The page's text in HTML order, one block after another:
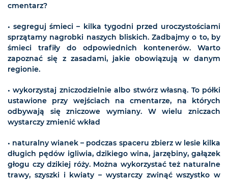
cmentarz?
• segreguj śmieci – kilka tygodni przed uroczystościami
sprzątamy nagrobki naszych bliskich. Zadbajmy o to, by
śmieci trafiły do odpowiednich kontenerów. Warto
zapoznać się z zasadami, jakie obowiązują w danym
regionie.
• wykorzystaj zniczodzielnie albo stwórz własną. To półki
ustawione przy wejściach na cmentarze, na których
odbywają się zniczowe wymiany. W wielu zniczach
wystarczy zmienić wkład
• naturalny wianek – podczas spaceru zbierz w lesie kilka
długich pędów igliwia, dzikiego wina, jarzębiny, gałązek
głogu czy dzikiej róży. Można wykorzystać też naturalne
trawy, szyszki i kwiaty – wystarczy zwinąć wszystko w